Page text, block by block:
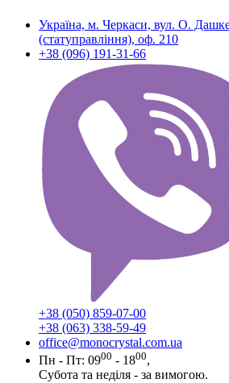
Україна, м. Черкаси, вул. О.
(статуправління), оф. 210
+38 (096) 191-31-66
+38 (050) 859-07-00
+38 (063) 338-59-49
office@monocrystal.com.ua
Пн - Пт: 0900 - 1800,
Субота та неділя - за вимогою.